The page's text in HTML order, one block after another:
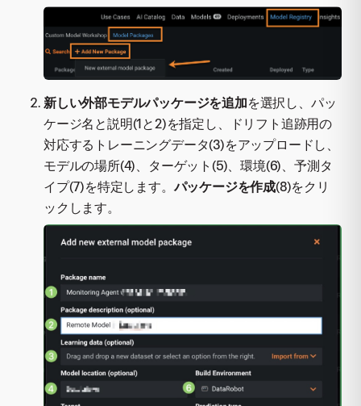
新しい外部モデルパッケージを追加を選択し、パッ
ケージ名と説明(1と2)を指定し、ドリフト追跡用の
対応するトレーニングデータ(3)をアップロードし、
モデルの場所(4)、ターゲット(5)、環境(6)、予測タ
イプ(7)を特定します。パッケージを作成(8)をクリ
ックします。